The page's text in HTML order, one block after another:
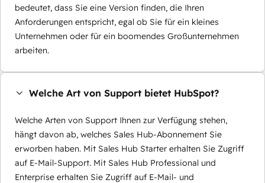
bedeutet, dass Sie eine Version finden, die Ihren
Anforderungen entspricht, egal ob Sie für ein kleines
Unternehmen oder für ein boomendes Großunternehmen
arbeiten.
Welche Art von Support bietet HubSpot?
Welche Arten von Support Ihnen zur Verfügung stehen,
hängt davon ab, welches Sales Hub-Abonnement Sie
erworben haben. Mit Sales Hub Starter erhalten Sie Zugriff
auf E-Mail-Support. Mit Sales Hub Professional und
Enterprise erhalten Sie Zugriff auf E-Mail- und